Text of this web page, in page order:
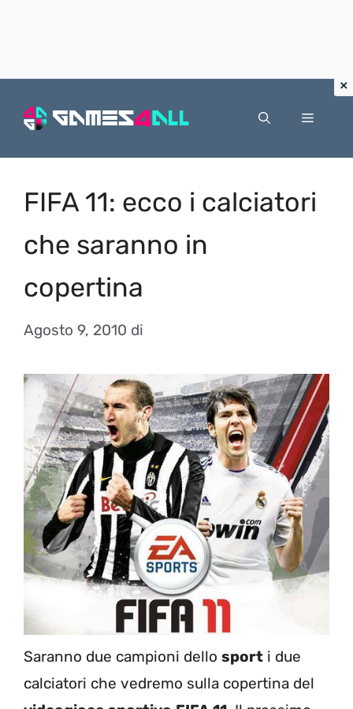
Menu
FIFA 11: ecco i calciatori
che saranno in
copertina
Agosto 9, 2010 di
Saranno due campioni dello sport i due
calciatori che vedremo sulla copertina del